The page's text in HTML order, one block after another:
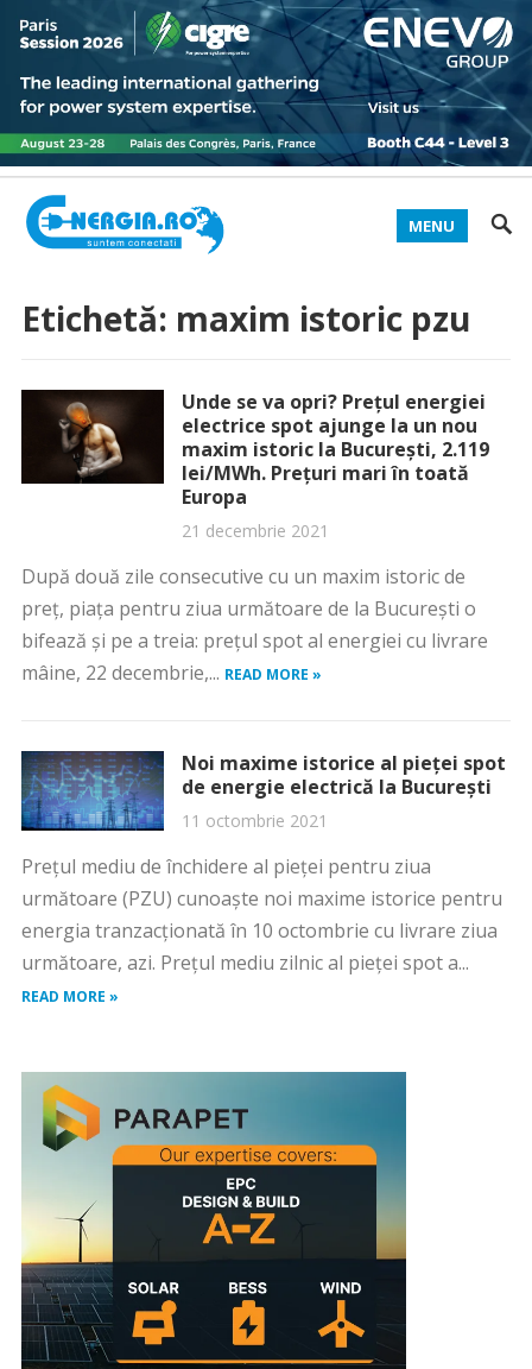
MENU
Etichetă: maxim istoric pzu
Unde se va opri? Prețul energiei
electrice spot ajunge la un nou
maxim istoric la București, 2.119
lei/MWh. Prețuri mari în toată
Europa
21 decembrie 2021
După două zile consecutive cu un maxim istoric de
preț, piața pentru ziua următoare de la București o
bifează și pe a treia: prețul spot al energiei cu livrare
mâine, 22 decembrie,... READ MORE »
Noi maxime istorice al pieței spot
de energie electrică la București
11 octombrie 2021
Prețul mediu de închidere al pieței pentru ziua
următoare (PZU) cunoaște noi maxime istorice pentru
energia tranzacționată în 10 octombrie cu livrare ziua
următoare, azi. Prețul mediu zilnic al pieței spot a...
READ MORE »